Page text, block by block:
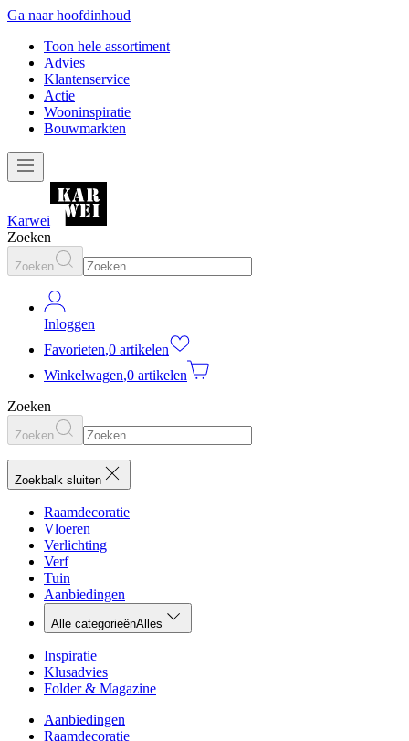
Ga naar hoofdinhoud
Toon hele assortiment
Advies
Klantenservice
Actie
Wooninspiratie
Bouwmarkten
Karwei
Zoeken
Zoeken
Inloggen
Favorieten,0 artikelen
Winkelwagen,0 artikelen
Zoeken
Zoeken
Zoekbalk sluiten
Raamdecoratie
Vloeren
Verlichting
Verf
Tuin
Aanbiedingen
Alle categorieënAlles
Inspiratie
Klusadvies
Folder & Magazine
Aanbiedingen
Raamdecoratie